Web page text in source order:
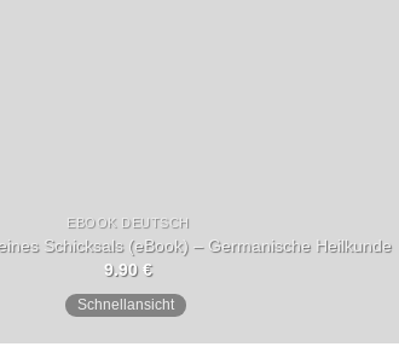
EBOOK DEUTSCH
Schicksals (eBook) – Germanische Heilkunde
9.90€
Schnellansicht